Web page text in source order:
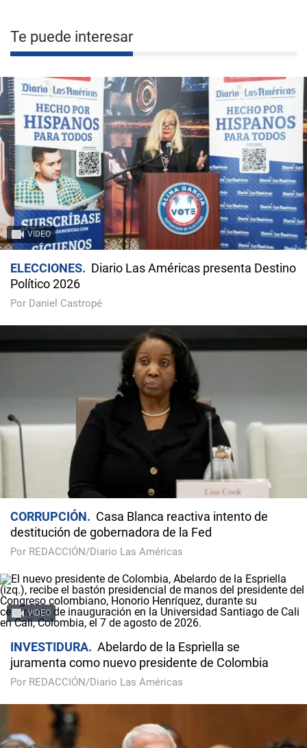
Te puede interesar
VIDEO
ELECCIONES
Diario Las Américas presenta Destino
Político 2026
Por Daniel Castropé
CORRUPCIÓN
Casa Blanca reactiva intento de
destitución de gobernadora de la Fed
Por REDACCIÓN/Diario Las Américas
VIDEO
INVESTIDURA
Abelardo de la Espriella se
juramenta como nuevo presidente de Colombia
Por REDACCIÓN/Diario Las Américas